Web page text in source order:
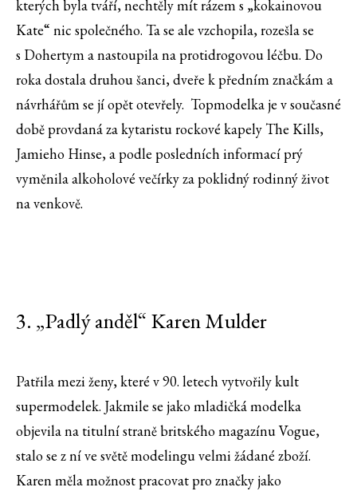
kterých byla tváří, nechtěly mít rázem s „kokainovou
Kate“ nic společného. Ta se ale vzchopila, rozešla se
s Dohertym a nastoupila na protidrogovou léčbu. Do
roka dostala druhou šanci, dveře k předním značkám a
návrhářům se jí opět otevřely. Topmodelka je v současné
době provdaná za kytaristu rockové kapely The Kills,
Jamieho Hinse, a podle posledních informací prý
vyměnila alkoholové večírky za poklidný rodinný život
na venkově.
3. „Padlý anděl“ Karen Mulder
Patřila mezi ženy, které v 90. letech vytvořily kult
supermodelek. Jakmile se jako mladičká modelka
objevila na titulní straně britského magazínu Vogue,
stalo se z ní ve světě modelingu velmi žádané zboží.
Karen měla možnost pracovat pro značky jako